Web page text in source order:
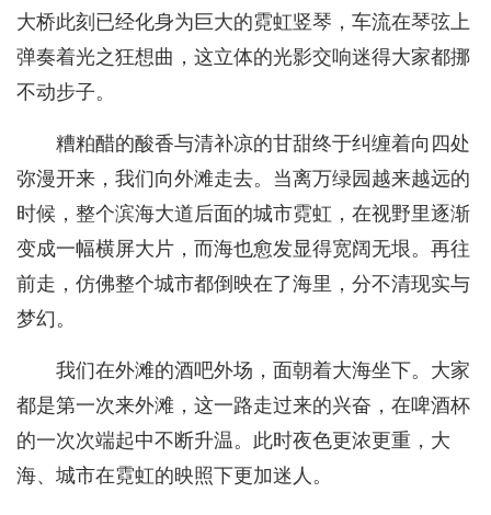
大桥此刻已经化身为巨大的霓虹竖琴，车流在琴弦上
弹奏着光之狂想曲，这立体的光影交响迷得大家都挪
不动步子。
糟粕醋的酸香与清补凉的甘甜终于纠缠着向四处
弥漫开来，我们向外滩走去。当离万绿园越来越远的
时候，整个滨海大道后面的城市霓虹，在视野里逐渐
变成一幅横屏大片，而海也愈发显得宽阔无垠。再往
前走，仿佛整个城市都倒映在了海里，分不清现实与
梦幻。
我们在外滩的酒吧外场，面朝着大海坐下。大家
都是第一次来外滩，这一路走过来的兴奋，在啤酒杯
的一次次端起中不断升温。此时夜色更浓更重，大
海、城市在霓虹的映照下更加迷人。